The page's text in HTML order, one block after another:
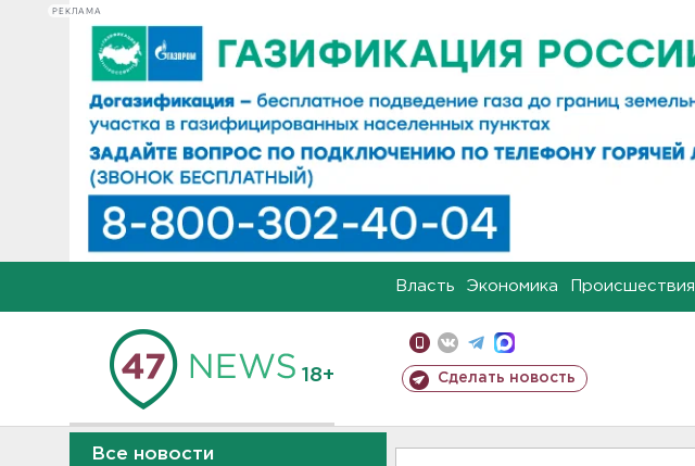
РЕКЛАМА
Власть Экономика Происшествия
18+ Сделать новость
Все новости